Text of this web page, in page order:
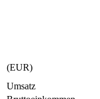
(EUR)
Umsatz